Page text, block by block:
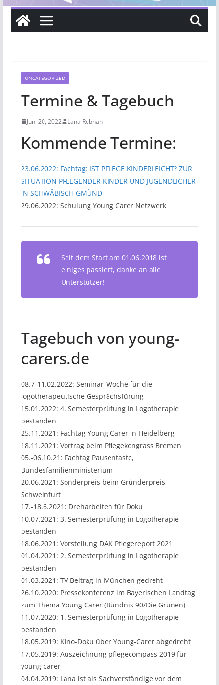
UNCATEGORIZED
Termine & Tagebuch
Juni 20, 2022 Lana Rebhan
Kommende Termine:
23.06.2022: Fachtag: IST PFLEGE KINDERLEICHT? ZUR
SITUATION PFLEGENDER KINDER UND JUGENDLICHER
IN SCHWÄBISCH GMÜND
29.06.2022: Schulung Young Carer Netzwerk
Seit dem Start am 01.06.2018 ist
einiges passiert, danke an alle
Unterstützer!
Tagebuch von young-
carers.de
08.7-11.02.2022: Seminar-Woche für die
logotherapeutische Gesprächsfürung
15.01.2022: 4. Semesterprüfung in Logotherapie
bestanden
25.11.2021: Fachtag Young Carer in Heidelberg
18.11.2021: Vortrag beim Pflegekongrass Bremen
05.-06.10.21: Fachtag Pausentaste,
Bundesfamilienministerium
20.06.2021: Sonderpreis beim Gründerpreis
Schweinfurt
17.-18.6.2021: Dreharbeiten für Doku
10.07.2021: 3. Semesterprüfung in Logotherapie
bestanden
18.06.2021: Vorstellung DAK Pflegereport 2021
01.04.2021: 2. Semesterprüfung in Logotherapie
bestanden
01.03.2021: TV Beitrag in München gedreht
26.10.2020: Pressekonferenz im Bayerischen Landtag
zum Thema Young Carer (Bündnis 90/Die Grünen)
11.07.2020: 1. Semesterprüfung in Logotherapie
bestanden
18.05.2019: Kino-Doku über Young-Carer abgedreht
17.05.2019: Auszeichnung pflegecompass 2019 für
young-carer
04.04.2019: Lana ist als Sachverständige vor dem